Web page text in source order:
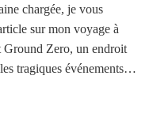
chargée, je vous
sur mon voyage à
Zero, un endroit
tragiques événements…